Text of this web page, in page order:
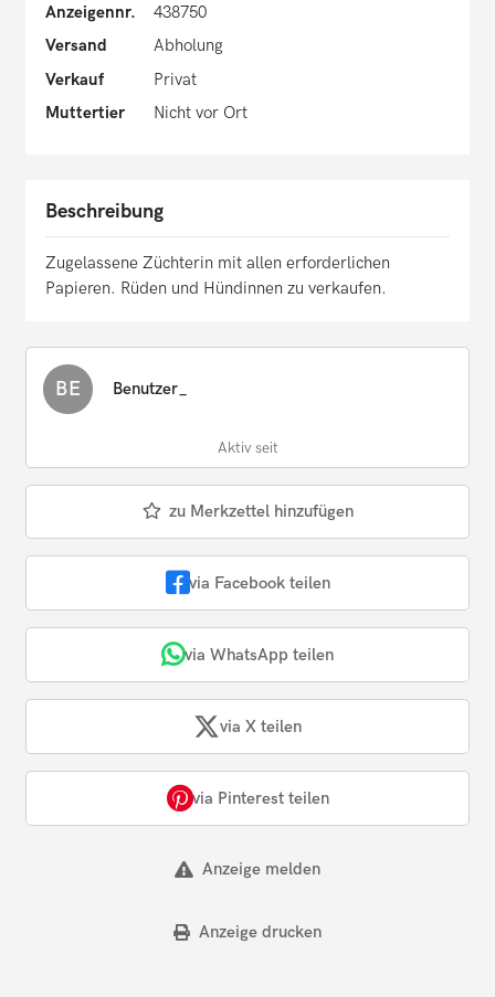
Anzeigennr.
438750
Versand
Abholung
Verkauf
Privat
Muttertier
Nicht vor Ort
Beschreibung
Zugelassene Züchterin mit allen erforderlichen
Papieren. Rüden und Hündinnen zu verkaufen.
BE Benutzer_
Aktiv seit
zu Merkzettel hinzufügen
via Facebook teilen
via WhatsApp teilen
via X teilen
via Pinterest teilen
Anzeige melden
Anzeige drucken